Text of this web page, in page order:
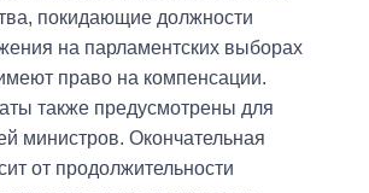
покидающие должности
на парламентских выборах
право на компенсации.
также предусмотрены для
министров. Окончательная
от продолжительности